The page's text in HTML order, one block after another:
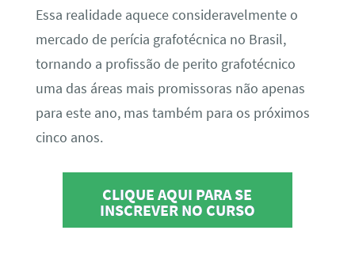
Essa realidade aquece consideravelmente o
mercado de perícia grafotécnica no Brasil,
tornando a profissão de perito grafotécnico
uma das áreas mais promissoras não apenas
para este ano, mas também para os próximos
cinco anos.
CLIQUE AQUI PARA SE
INSCREVER NO CURSO